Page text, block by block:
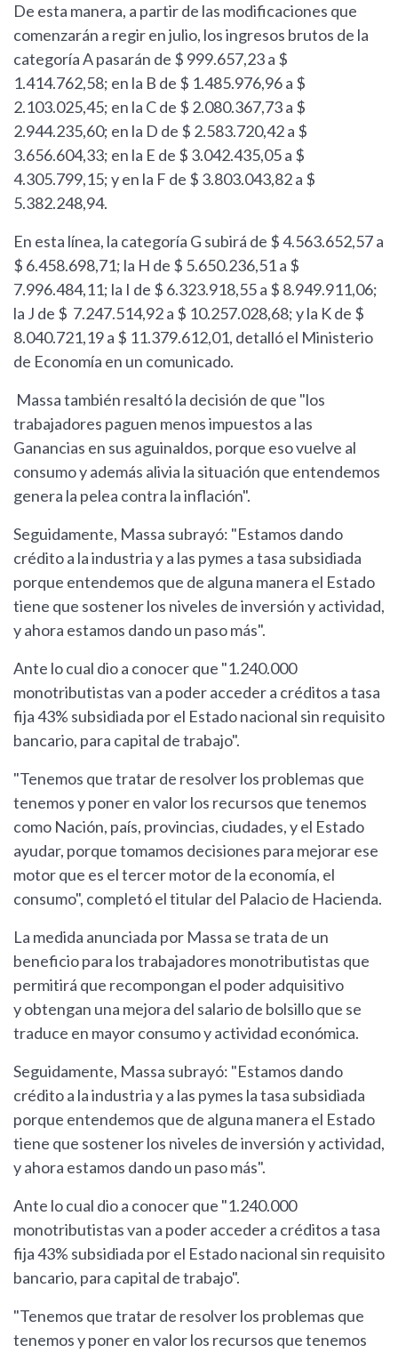
De esta manera, a partir de las modificaciones que
comenzarán a regir en julio, los ingresos brutos de la
categoría A pasarán de $ 999.657,23 a $
1.414.762,58; en la B de $ 1.485.976,96 a $
2.103.025,45; en la C de $ 2.080.367,73 a $
2.944.235,60; en la D de $ 2.583.720,42 a $
3.656.604,33; en la E de $ 3.042.435,05 a $
4.305.799,15; y en la F de $ 3.803.043,82 a $
5.382.248,94.
En esta línea, la categoría G subirá de $ 4.563.652,57 a
$ 6.458.698,71; la H de $ 5.650.236,51 a $
7.996.484,11; la I de $ 6.323.918,55 a $ 8.949.911,06;
la J de $ 7.247.514,92 a $ 10.257.028,68; y la K de $
8.040.721,19 a $ 11.379.612,01, detalló el Ministerio
de Economía en un comunicado.
Massa también resaltó la decisión de que "los
trabajadores paguen menos impuestos a las
Ganancias en sus aguinaldos, porque eso vuelve al
consumo y además alivia la situación que entendemos
genera la pelea contra la inflación".
Seguidamente, Massa subrayó: "Estamos dando
crédito a la industria y a las pymes a tasa subsidiada
porque entendemos que de alguna manera el Estado
tiene que sostener los niveles de inversión y actividad,
y ahora estamos dando un paso más".
Ante lo cual dio a conocer que "1.240.000
monotributistas van a poder acceder a créditos a tasa
fija 43% subsidiada por el Estado nacional sin requisito
bancario, para capital de trabajo".
"Tenemos que tratar de resolver los problemas que
tenemos y poner en valor los recursos que tenemos
como Nación, país, provincias, ciudades, y el Estado
ayudar, porque tomamos decisiones para mejorar ese
motor que es el tercer motor de la economía, el
consumo", completó el titular del Palacio de Hacienda.
La medida anunciada por Massa se trata de un
beneficio para los trabajadores monotributistas que
permitirá que recompongan el poder adquisitivo
y obtengan una mejora del salario de bolsillo que se
traduce en mayor consumo y actividad económica.
Seguidamente, Massa subrayó: "Estamos dando
crédito a la industria y a las pymes la tasa subsidiada
porque entendemos que de alguna manera el Estado
tiene que sostener los niveles de inversión y actividad,
y ahora estamos dando un paso más".
Ante lo cual dio a conocer que "1.240.000
monotributistas van a poder acceder a créditos a tasa
fija 43% subsidiada por el Estado nacional sin requisito
bancario, para capital de trabajo".
"Tenemos que tratar de resolver los problemas que
tenemos y poner en valor los recursos que tenemos